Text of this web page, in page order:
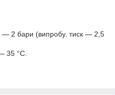
2 бари (випробу. тиск — 2,5
35 °C.